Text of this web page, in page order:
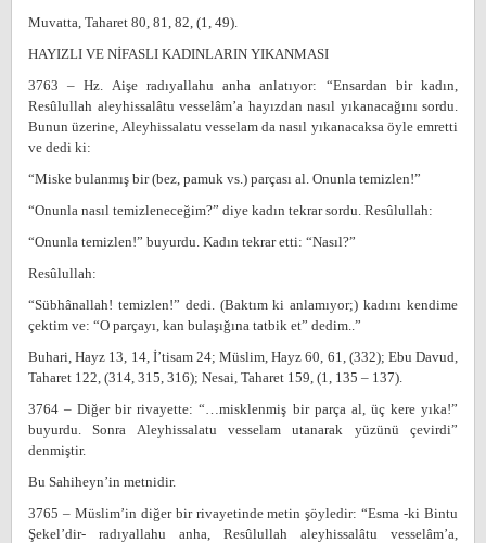
Muvatta, Taharet 80, 81, 82, (1, 49).
HAYIZLI VE NİFASLI KADINLARIN YIKANMASI
3763 – Hz. Aişe radıyallahu anha anlatıyor: “Ensardan bir kadın,
Resûlullah aleyhissalâtu vesselâm’a hayızdan nasıl yıkanacağını sordu.
Bunun üzerine, Aleyhissalatu vesselam da nasıl yıkanacaksa öyle emretti
ve dedi ki:
“Miske bulanmış bir (bez, pamuk vs.) parçası al. Onunla temizlen!”
“Onunla nasıl temizleneceğim?” diye kadın tekrar sordu. Resûlullah:
“Onunla temizlen!” buyurdu. Kadın tekrar etti: “Nasıl?”
Resûlullah:
“Sübhânallah! temizlen!” dedi. (Baktım ki anlamıyor;) kadını kendime
çektim ve: “O parçayı, kan bulaşığına tatbik et” dedim..”
Buhari, Hayz 13, 14, İ’tisam 24; Müslim, Hayz 60, 61, (332); Ebu Davud,
Taharet 122, (314, 315, 316); Nesai, Taharet 159, (1, 135 – 137).
3764 – Diğer bir rivayette: “…misklenmiş bir parça al, üç kere yıka!”
buyurdu. Sonra Aleyhissalatu vesselam utanarak yüzünü çevirdi”
denmiştir.
Bu Sahiheyn’in metnidir.
3765 – Müslim’in diğer bir rivayetinde metin şöyledir: “Esma -ki Bintu
Şekel’dir- radıyallahu anha, Resûlullah aleyhissalâtu vesselâm’a,